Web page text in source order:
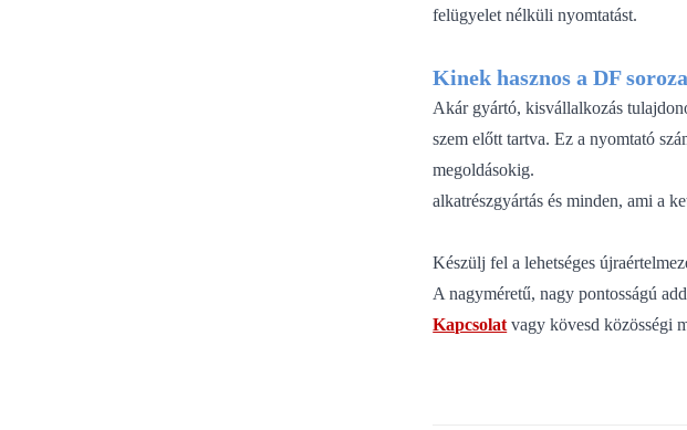
felügyelet nélküli nyomtatást.
Kinek hasznos a DF
Akár gyártó, kisvállalkozás
szem előtt tartva.Ez a nyomtató
megoldásokig.
alkatrészgyártás és minden, ami a
Készülj fel a lehetséges
A nagyméretű, nagy pontosságú
Kapcsolat vagy kövesd közösségi